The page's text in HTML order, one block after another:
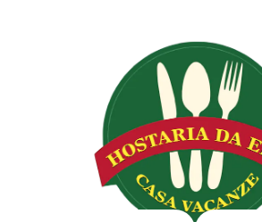
HOSTARIA DA EDO